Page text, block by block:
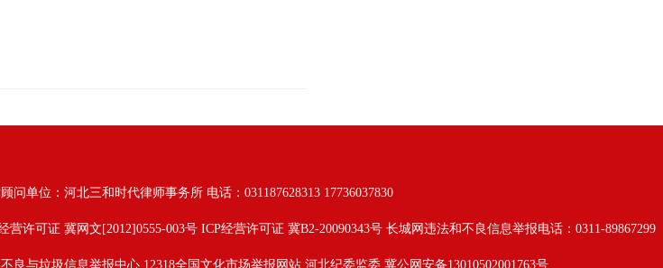
问单位：河北三和时代律师事务所 电话：031187628313 17736037830
营许可证 冀网文[2012]0555-003号 ICP经营许可证 冀B2-20090343号 长城网违法和不良信息举报电话：0311-89867299
不良与垃圾信息举报中心 12318全国文化市场举报网站 河北纪委监委 冀公网安备13010502001763号